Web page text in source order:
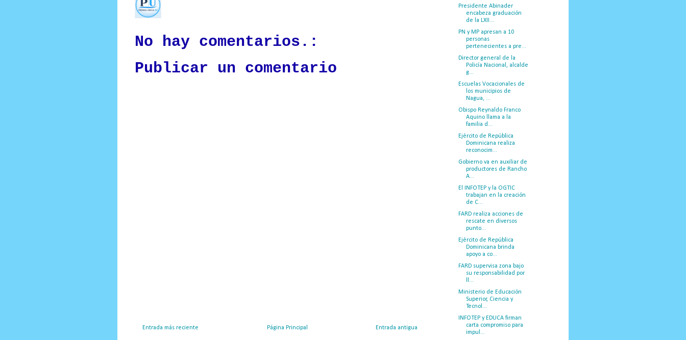
No hay comentarios.:
Publicar un comentario
Entrada más reciente Entrada antigua
Página Principal
Presidente Abinader
encabeza graduación
de la LXII...
PN y MP apresan a 10
personas
pertenecientes a pre...
Director general de la
Policía Nacional, alcalde
g...
Escuelas Vocacionales de
los municipios de
Nagua, ...
Obispo Reynaldo Franco
Aquino llama a la
familia d...
Ejército de República
Dominicana realiza
reconocim...
Gobierno va en auxiliar de
productores de Rancho
A...
El INFOTEP y la OGTIC
trabajan en la creación
de C...
FARD realiza acciones de
rescate en diversos
punto...
Ejército de República
Dominicana brinda
apoyo a co...
FARD supervisa zona bajo
su responsabilidad por
ll...
Ministerio de Educación
Superior, Ciencia y
Tecnol...
INFOTEP y EDUCA firman
carta compromiso para
impul...